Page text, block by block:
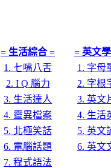
= 生活綜合 =
= 英文
1. 七嘴八舌
1. 字母
2. I Q 腦力
2. 字根
3. 生活達人
3. 英文
4. 靈異檔案
4. 生活
5. 北極笑話
5. 英文
6. 電腦話題
6. 英文
7. 程式語法